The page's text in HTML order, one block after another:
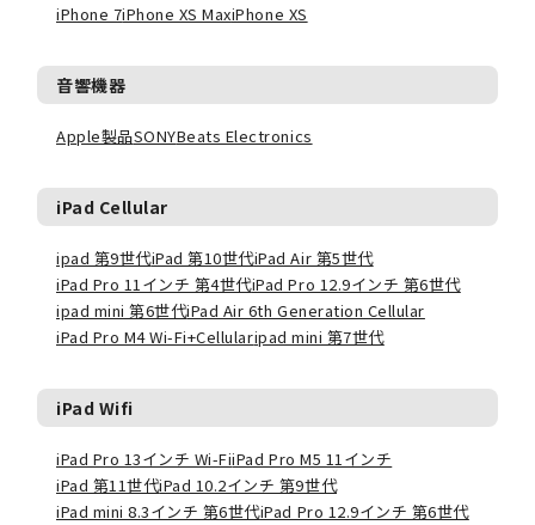
iPhone 7iPhone XS MaxiPhone XS
音響機器
Apple製品SONYBeats Electronics
iPad Cellular
ipad 第9世代iPad 第10世代iPad Air 第5世代
iPad Pro 11インチ 第4世代iPad Pro 12.9インチ 第6世代
ipad mini 第6世代iPad Air 6th Generation Cellular
iPad Pro M4 Wi-Fi+Cellularipad mini 第7世代
iPad Wifi
iPad Pro 13インチ Wi-FiiPad Pro M5 11インチ
iPad 第11世代iPad 10.2インチ 第9世代
iPad mini 8.3インチ 第6世代iPad Pro 12.9インチ 第6世代